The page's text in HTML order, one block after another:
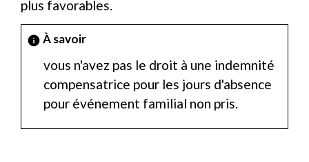
plus favorables.
info À savoir
vous n'avez pas le droit à une indemnité
compensatrice pour les jours d'absence
pour événement familial non pris.